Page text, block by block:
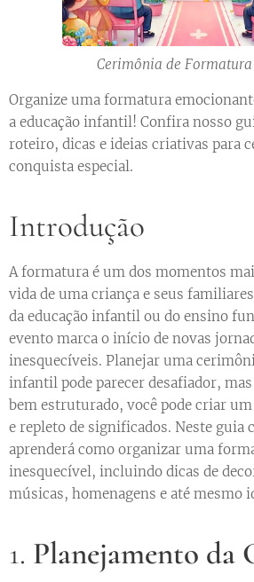
Cerimônia de
Organize uma formatura
a educação infantil! Confira nosso
roteiro, dicas e ideias criativas para
conquista especial.
Introdução
A formatura é um dos momentos
vida de uma criança e seus
da educação infantil ou do ensino
evento marca o início de novas
inesquecíveis. Planejar uma
infantil pode parecer desafiador,
bem estruturado, você pode criar
e repleto de significados. Neste guia
aprenderá como organizar uma
inesquecível, incluindo dicas de
músicas, homenagens e até mesmo
1. Planejamento da